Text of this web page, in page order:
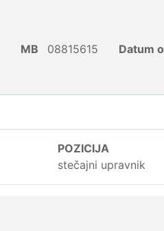
MB 08815615 Datum
POZICIJA
stečajni upravnik